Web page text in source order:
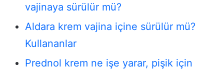
vajinaya sürülür mü?
Aldara krem vajina içine sürülür mü?
Kullananlar
Prednol krem ne işe yarar, pişik için